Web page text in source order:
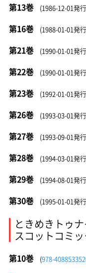
第13巻 (1986-12-01発行
第16巻 (1988-01-01発行
第21巻 (1990-01-01発行
第22巻 (1990-01-01発行
第23巻 (1992-01-01発行
第26巻 (1993-03-01発行
第27巻 (1993-09-01発行
第28巻 (1994-03-01発行
第29巻 (1994-08-01発行
第30巻 (1995-01-01発行
ときめきトゥ
スコットコミッ
第10巻 (978-